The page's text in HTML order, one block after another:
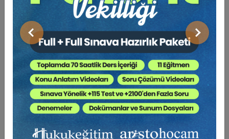
Önceki Sonraki